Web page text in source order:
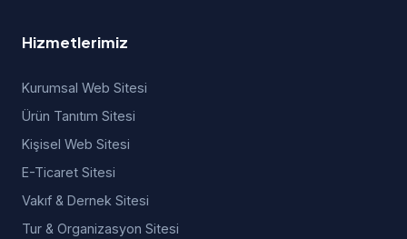
Hizmetlerimiz
Kurumsal Web Sitesi
Ürün Tanıtım Sitesi
Kişisel Web Sitesi
E-Ticaret Sitesi
Vakıf & Dernek Sitesi
Tur & Organizasyon Sitesi